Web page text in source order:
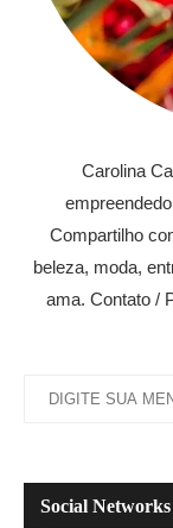
Carolina
Compartilho
beleza, moda,
ama. Contato /
Social Networks